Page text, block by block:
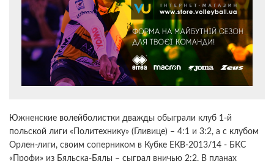
Южненские волейболистки дважды обыграли клуб 1-й
польской лиги «Политехнику» (Гливице) – 4:1 и 3:2, а с клубом
Орлен-лиги, своим соперником в Кубке ЕКВ-2013/14 - БКС
«Профи» из Бяльска-Бялы – сыграл вничью 2:2. В планах